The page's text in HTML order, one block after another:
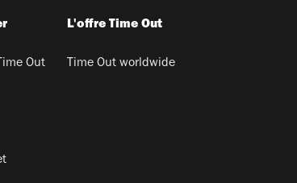
Out
L'offre Time Out
Time Out worldwide